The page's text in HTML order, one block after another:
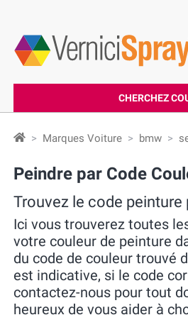
CHERCHEZ
Marques Voiture bmw
Peindre par Code
Trouvez le code peinture
Ici vous trouverez toutes
votre couleur de peinture
du code de couleur trouvé
est indicative, si le code
contactez-nous pour tout
heureux de vous aider à